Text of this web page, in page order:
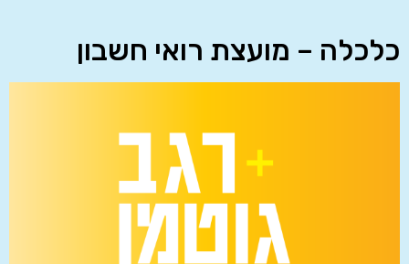
כלכלה – מועצת רואי חשבון